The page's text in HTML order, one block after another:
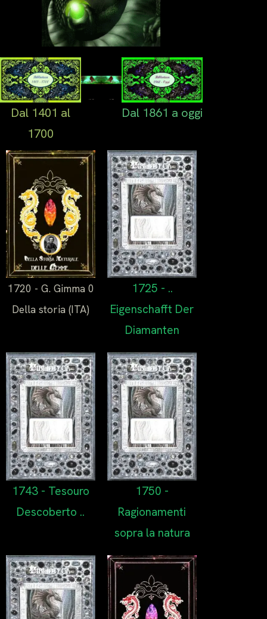
Dal 1401 al
1700
Dal 1701 Al 1860
Dal 1861 a oggi
1720 - G. Gimma 0
Della storia (ITA)
1725 - ..
Eigenschafft Der
Diamanten
1743 - Tesouro
Descoberto ..
1750 -
Ragionamenti
sopra la natura